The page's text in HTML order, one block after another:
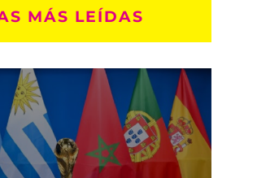
MÁS LEÍDAS